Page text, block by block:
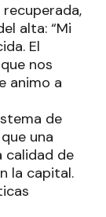
alta: “Mi
El
nos
animo a
de
una
calidad de
la capital.